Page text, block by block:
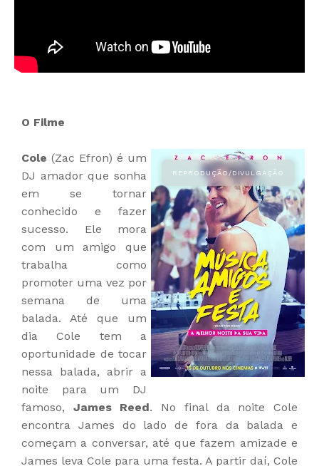
O Filme
Cole (Zac Efron) é um
DJ amador que sonha
em se tornar
conhecido e fazer
sucesso. Ele mora
com um amigo que
trabalha como
promoter uma vez por
semana de uma
balada. Até que um
dia Cole tem a
oportunidade de tocar
nessa balada, abrir a
noite para um DJ
famoso, James Reed. No final da noite Cole
encontra James do lado de fora da balada e
começam a conversar, até que fazem amizade e
James leva Cole para uma festa. A partir daí, Cole